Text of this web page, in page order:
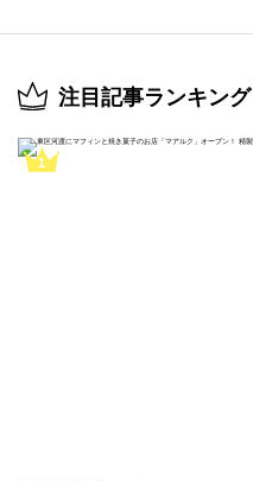
注目記事ランキング